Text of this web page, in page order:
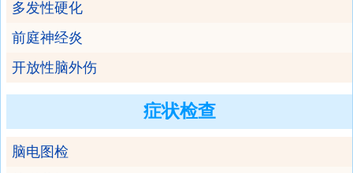
多发性硬化
前庭神经炎
开放性脑外伤
症状检查
脑电图检